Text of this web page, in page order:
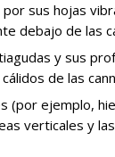
por sus hojas
debajo de las
y sus
de las
(por ejemplo,
verticales y